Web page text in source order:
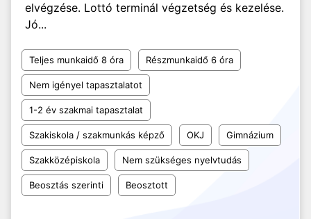
elvégzése. Lottó terminál végzetség és kezelése.
Jó...
Teljes munkaidő 8 óra Részmunkaidő 6 óra
Nem igényel tapasztalatot
1-2 év szakmai tapasztalat
Szakiskola / szakmunkás képző OKJ Gimnázium
Szakközépiskola Nem szükséges nyelvtudás
Beosztás szerinti Beosztott